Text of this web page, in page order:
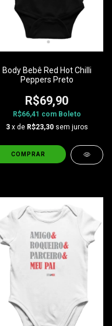
Body Bebê Red Hot Chilli
Peppers Preto
R$69,90
R$66,41 com Boleto
3 x de R$23,30 sem juros
COMPRAR